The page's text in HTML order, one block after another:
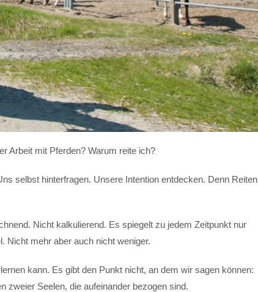
Arbeit mit Pferden? Warum reite ich?
selbst hinterfragen. Unsere Intention entdecken. Denn Reiten
Nicht kalkulierend. Es spiegelt zu jedem Zeitpunkt nur
Nicht mehr aber auch nicht weniger.
kann. Es gibt den Punkt nicht, an dem wir sagen können:
zweier Seelen, die aufeinander bezogen sind.